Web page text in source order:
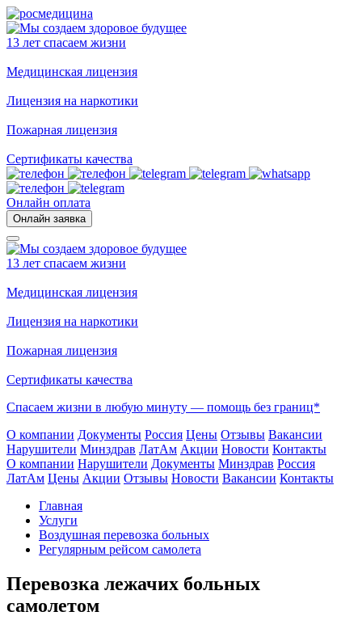
13 лет спасаем жизни
Медицинская лицензия
Лицензия на наркотики
Пожарная лицензия
Сертификаты качества
Онлайн оплата
Онлайн заявка
13 лет спасаем жизни
Медицинская лицензия
Лицензия на наркотики
Пожарная лицензия
Сертификаты качества
Спасаем жизни в любую минуту — помощь без границ*
О компании Документы Россия Цены Отзывы Вакансии
Нарушители Минздрав ЛатАм Акции Новости Контакты
О компании Нарушители Документы Минздрав Россия
ЛатАм Цены Акции Отзывы Новости Вакансии Контакты
Главная
Услуги
Воздушная перевозка больных
Регулярным рейсом самолета
Перевозка лежачих больных
самолетом